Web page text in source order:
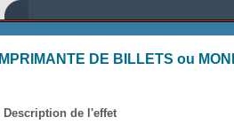
IMPRIMANTE DE BILLETS ou
Description de l'effet